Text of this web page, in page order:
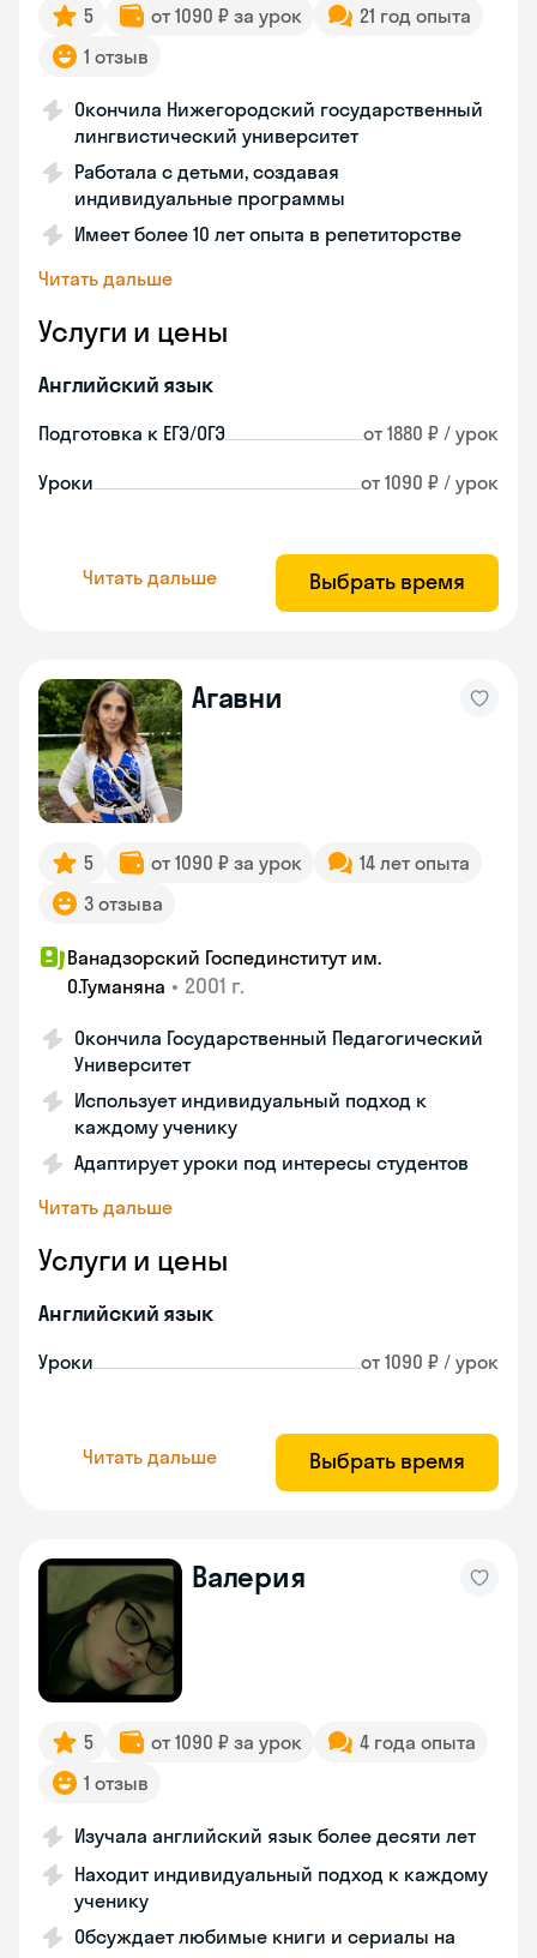
5 от 1090 ₽ за урок
21 год опыта
1 отзыв
Окончила Нижегородский государственный
лингвистический университет
Работала с детьми, создавая
индивидуальные программы
Имеет более 10 лет опыта в репетиторстве
Читать дальше
Услуги и цены
Английский язык
Подготовка к ЕГЭ/ОГЭ от 1880 ₽ / урок
Уроки от 1090 ₽ / урок
Читать дальше Выбрать время
Агавни
5 от 1090 ₽ за урок
14 лет опыта
3 отзыва
Ванадзорский Госпединститут им.
О.Туманяна • 2001 г.
Окончила Государственный Педагогический
Университет
Использует индивидуальный подход к
каждому ученику
Адаптирует уроки под интересы студентов
Читать дальше
Услуги и цены
Английский язык
Уроки от 1090 ₽ / урок
Читать дальше Выбрать время
Валерия
5 от 1090 ₽ за урок
4 года опыта
1 отзыв
Изучала английский язык более десяти лет
Находит индивидуальный подход к каждому
ученику
Обсуждает любимые книги и сериалы на